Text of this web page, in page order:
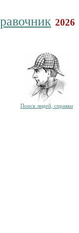
2026
Поиск людей, справки